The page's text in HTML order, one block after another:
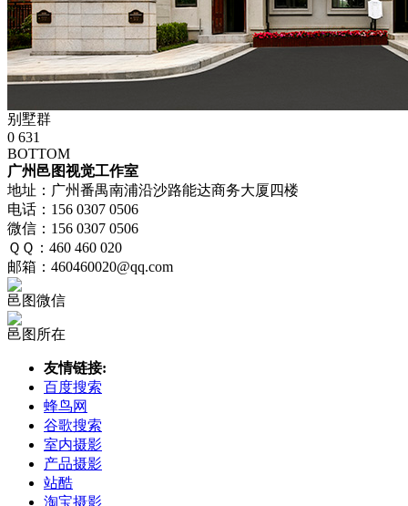
别墅群
0 631
BOTTOM
广州邑图视觉工作室
地址：广州番禺南浦沿沙路能达商务大厦四楼
电话：156 0307 0506
微信：156 0307 0506
ＱＱ：460 460 020
邮箱：460460020@qq.com
邑图微信
邑图所在
友情链接:
百度搜索
蜂鸟网
谷歌搜索
室内摄影
产品摄影
站酷
淘宝摄影